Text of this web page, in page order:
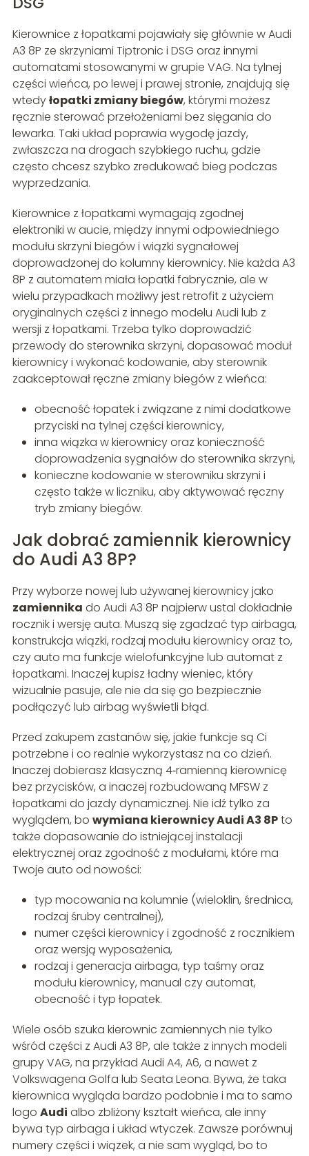
Kierownice z łopatkami pojawiały się głównie w Audi
A3 8P ze skrzyniami Tiptronic i DSG oraz innymi
automatami stosowanymi w grupie VAG. Na tylnej
części wieńca, po lewej i prawej stronie, znajdują się
wtedyłopatki zmiany biegów, którymi możesz
ręcznie sterować przełożeniami bez sięgania do
lewarka. Taki układ poprawia wygodę jazdy,
zwłaszcza na drogach szybkiego ruchu, gdzie
często chcesz szybko zredukować bieg podczas
wyprzedzania.
Kierownice z łopatkami wymagają zgodnej
elektroniki w aucie, między innymi odpowiedniego
modułu skrzyni biegów i wiązki sygnałowej
doprowadzonej do kolumny kierownicy. Nie każda A3
8P z automatem miała łopatki fabrycznie, ale w
wielu przypadkach możliwy jest retrofit z użyciem
oryginalnych części z innego modelu Audi lub z
wersji z łopatkami. Trzeba tylko doprowadzić
przewody do sterownika skrzyni, dopasować moduł
kierownicy i wykonać kodowanie, aby sterownik
zaakceptował ręczne zmiany biegów z wieńca:
obecność łopatek i związane z nimi dodatkowe
przyciski na tylnej części kierownicy,
inna wiązka w kierownicy oraz konieczność
doprowadzenia sygnałów do sterownika skrzyni,
konieczne kodowanie w sterowniku skrzyni i
często także w liczniku, aby aktywować ręczny
tryb zmiany biegów.
Jak dobrać zamiennik kierownicy
do Audi A3 8P?
Przy wyborze nowej lub używanej kierownicy jako
zamiennika do Audi A3 8P najpierw ustal dokładnie
rocznik i wersję auta. Muszą się zgadzać typ airbaga,
konstrukcja wiązki, rodzaj modułu kierownicy oraz to,
czy auto ma funkcje wielofunkcyjne lub automat z
łopatkami. Inaczej kupisz ładny wieniec, który
wizualnie pasuje, ale nie da się go bezpiecznie
podłączyć lub airbag wyświetli błąd.
Przed zakupem zastanów się, jakie funkcje są Ci
potrzebne i co realnie wykorzystasz na co dzień.
Inaczej dobierasz klasyczną 4‑ramienną kierownicę
bez przycisków, a inaczej rozbudowaną MFSW z
łopatkami do jazdy dynamicznej. Nie idź tylko za
wyglądem, bo wymiana kierownicy Audi A3 8Pto
także dopasowanie do istniejącej instalacji
elektrycznej oraz zgodność z modułami, które ma
Twoje auto od nowości:
typ mocowania na kolumnie (wieloklin, średnica,
rodzaj śruby centralnej),
numer części kierownicy i zgodność z rocznikiem
oraz wersją wyposażenia,
rodzaj i generacja airbaga, typ taśmy oraz
modułu kierownicy, manual czy automat,
obecność i typ łopatek.
Wiele osób szuka kierownic zamiennych nie tylko
wśród części z Audi A3 8P, ale także z innych modeli
grupy VAG, na przykład Audi A4, A6, a nawet z
Volkswagena Golfa lub Seata Leona. Bywa, że taka
kierownica wygląda bardzo podobnie i ma to samo
logo Audi albo zbliżony kształt wieńca, ale inny
bywa typ airbaga i układ wtyczek. Zawsze porównuj
numery części i wiązek, a nie sam wygląd, bo to